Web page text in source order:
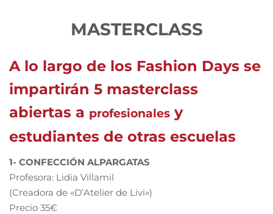
MASTERCLASS
A lo largo de los Fashion Days se
impartirán 5 masterclass
abiertas a profesionales y
estudiantes de otras escuelas
1- CONFECCIÓN ALPARGATAS
Profesora: Lidia Villamil
(Creadora de «D’Atelier de Livi»)
Precio 35€